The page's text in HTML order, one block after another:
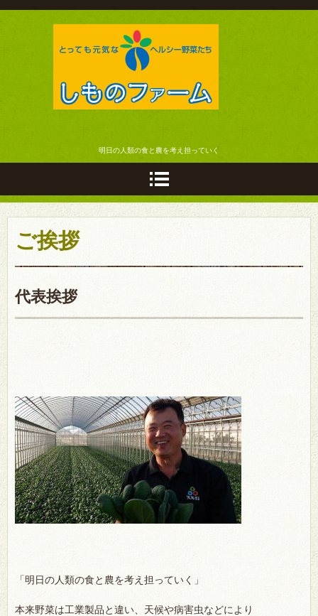
株式会社 しものファーム
明日の人類の食と農を考え担っていく
ご挨拶
代表挨拶
「明日の人類の食と農を考え担っていく」
本来野菜は工業製品と違い、天候や病害虫などにより